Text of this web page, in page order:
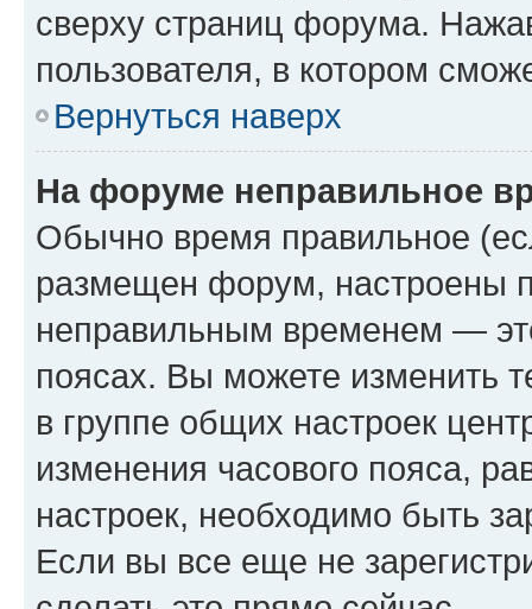
сверху страниц форума.
пользователя, в котором
Вернуться наверх
На форуме неправильное
Обычно время правильное
размещен форум, настроены
неправильным временем —
поясах. Вы можете изменить
в группе общих настроек
изменения часового пояса,
настроек, необходимо быть
Если вы все еще не